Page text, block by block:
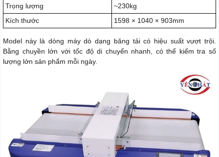
Trọng lượng
~230kg
Kích thước
1598 × 1040 × 903mm
Model này là dòng máy dò dạng băng tải có hiệu suất vượt trội.
Bằng chuyền lớn với tốc độ di chuyển nhanh, có thể kiểm tra số
lượng lớn sản phẩm mỗi ngày.